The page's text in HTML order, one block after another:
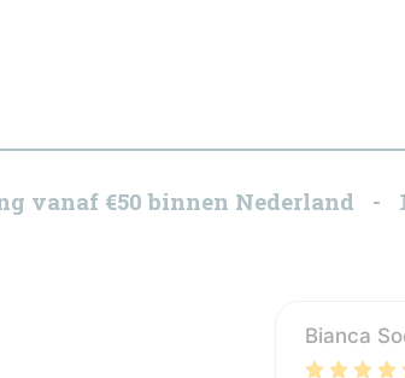
vanaf €50 binnen